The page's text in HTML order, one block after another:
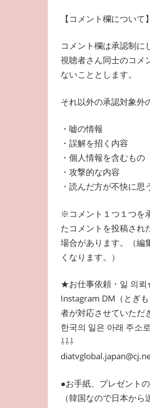
【コメント欄について】
コメント欄は承認制に
視聴者さん同士のコメ
ないこととします。
それ以外の承認対象外
・嘘の情報
・誤解を招く内容
・個人情報を含むもの
・攻撃的な内容
・読んだ方が不快に思
※コメント１つ１つを
たコメントを投稿され
場合があります。（編
くなります。）
★お仕事依頼・일 의
Instagram DM（とぎ
者が対応させていただ
한국의 일은 아래 주소
⇩⇩⇩
●お手紙、プレゼント
（韓国なので日本か